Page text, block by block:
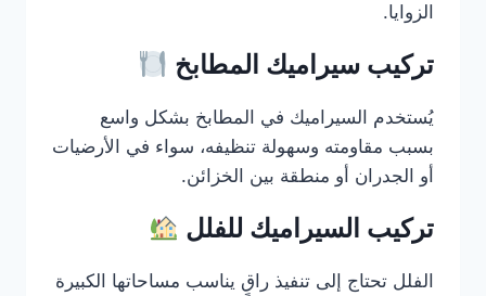
الزوايا.
تركيب سيراميك المطابخ
يُستخدم السيراميك في المطابخ بشكل واسع
بسبب مقاومته وسهولة تنظيفه، سواء في الأرضيات
أو الجدران أو منطقة بين الخزائن.
تركيب السيراميك للفلل
الفلل تحتاج إلى تنفيذ راقٍ يناسب مساحاتها الكبيرة